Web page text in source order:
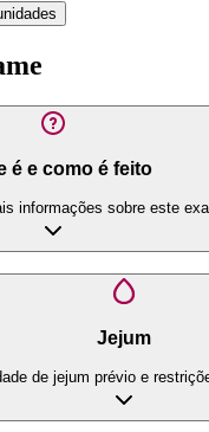
é e como é feito
informações sobre este
Jejum
de jejum prévio e